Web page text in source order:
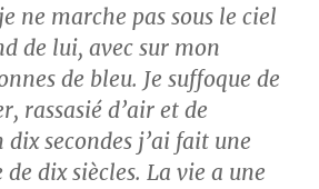
ne marche pas sous le ciel
de lui, avec sur mon
de bleu. Je suffoque de
rassasié d’air et de
secondes j’ai fait une
dix siècles. La vie a une